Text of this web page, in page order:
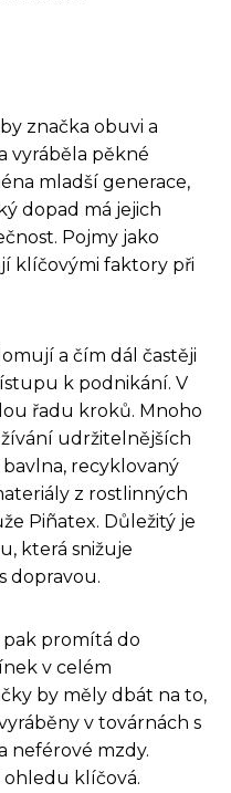
značka obuvi a
vyráběla pěkné
mladší generace,
dopad má jejich
Pojmy jako
klíčovými faktory při
a čím dál častěji
k podnikání. V
řadu kroků. Mnoho
udržitelnějších
recyklovaný
z rostlinných
Piñatex. Důležitý je
která snižuje
dopravou.
pak promítá do
v celém
by měly dbát na to,
v továrnách s
neférové mzdy.
klíčová.